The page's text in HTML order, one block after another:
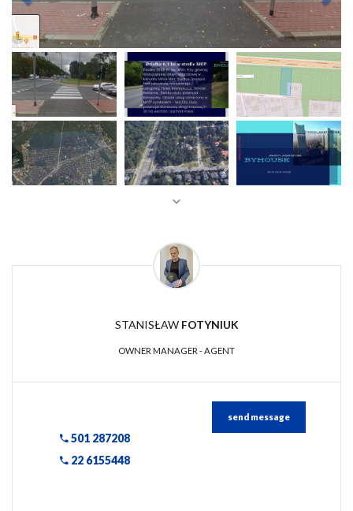
STANISŁAW FOTYNIUK
OWNER MANAGER - AGENT
501 287208
22 6155448
send message